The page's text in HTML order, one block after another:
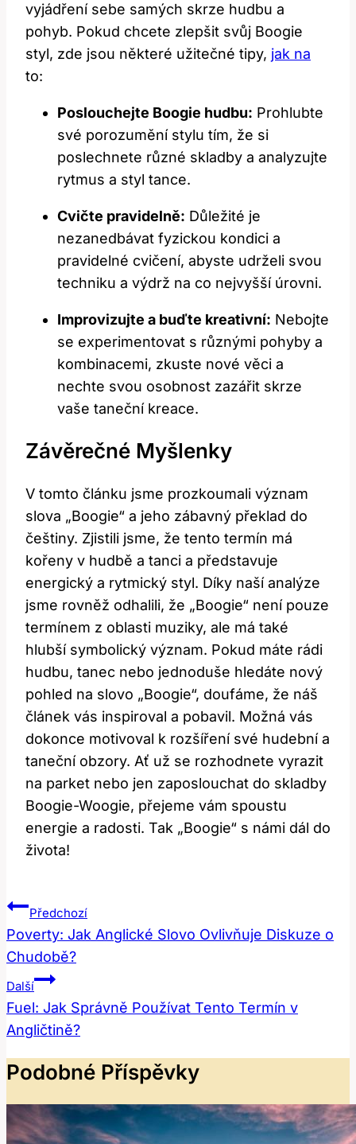
vyjádření sebe samých skrze hudbu a
pohyb. Pokud chcete zlepšit svůj Boogie
styl, zde jsou některé užitečné tipy, jak na
to:
Poslouchejte Boogie hudbu: Prohlubte
své porozumění stylu tím, že si
poslechnete různé skladby a analyzujte
rytmus a styl tance.
Cvičte pravidelně: Důležité je
nezanedbávat fyzickou kondici a
pravidelné cvičení, abyste udrželi svou
techniku a výdrž na co nejvyšší úrovni.
Improvizujte a buďte kreativní: Nebojte
se experimentovat s různými pohyby a
kombinacemi, zkuste nové věci a
nechte svou osobnost zazářit skrze
vaše taneční kreace.
Závěrečné Myšlenky
V tomto článku jsme prozkoumali význam
slova „Boogie“ a jeho zábavný překlad do
češtiny. Zjistili jsme, že tento termín má
kořeny v hudbě a tanci a představuje
energický a rytmický styl. Díky naší analýze
jsme rovněž odhalili, že „Boogie“ není pouze
termínem z oblasti muziky, ale má také
hlubší symbolický význam. Pokud máte rádi
hudbu, tanec nebo jednoduše hledáte nový
pohled na slovo „Boogie“, doufáme, že náš
článek vás inspiroval a pobavil. Možná vás
dokonce motivoval k rozšíření své hudební a
taneční obzory. Ať už se rozhodnete vyrazit
na parket nebo jen zaposlouchat do skladby
Boogie-Woogie, přejeme vám spoustu
energie a radosti. Tak „Boogie“ s námi dál do
života!
Navigace
Pro
Příspěvek
Předchozí
Poverty: Jak Anglické Slovo Ovlivňuje Diskuze o
Chudobě?
Další
Fuel: Jak Správně Používat Tento Termín v
Angličtině?
Podobné Příspěvky